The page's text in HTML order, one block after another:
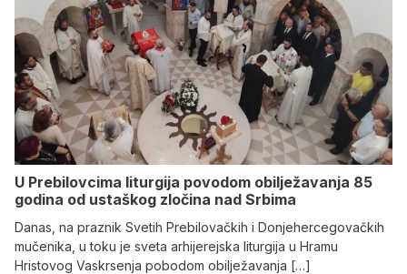
U Prebilovcima liturgija povodom obilježavanja 85
godina od ustaškog zločina nad Srbima
Danas, na praznik Svetih Prebilovačkih i Donjehercegovačkih
mučenika, u toku je sveta arhijerejska liturgija u Hramu
Hristovog Vaskrsenja pobodom obilježavanja […]